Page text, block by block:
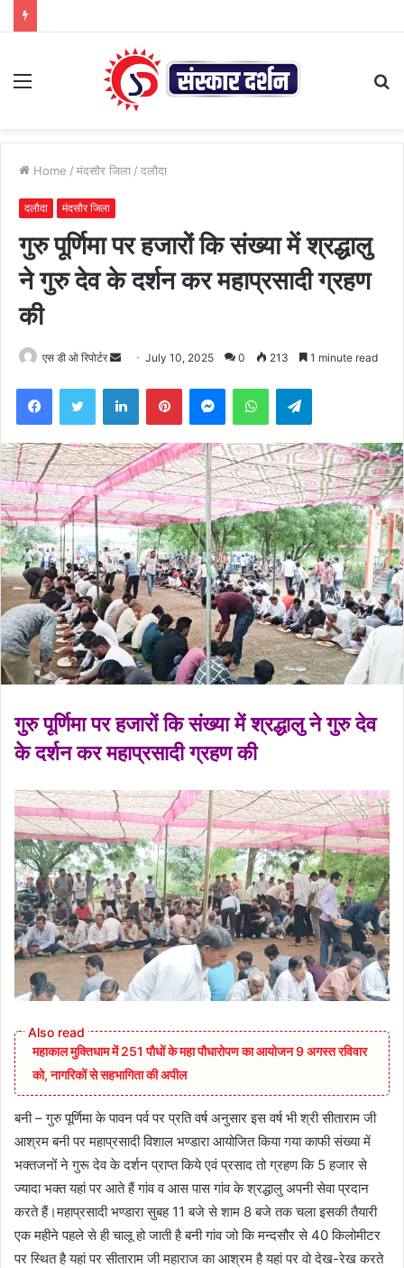
Menu
Home / मंदसौर जिला / दलौदा
दलौदा मंदसौर जिला
गुरु पूर्णिमा पर हजारों कि संख्या में श्रद्धालु
ने गुरु देव के दर्शन कर महाप्रसादी ग्रहण
की
एस डी ओ रिपोर्टर
Send July 10, 2025 0 213 1 minute read
FacebookTwitter LinkedInPinterestMessengerWhatsAppTelegram
गुरु पूर्णिमा पर हजारों कि संख्या में श्रद्धालु ने गुरु देव
के दर्शन करमहाप्रसादी ग्रहण की
महाकाल मुक्तिधाम में 251 पौधों के महा पौधारोपण का आयोजन 9 अगस्त रविवार
को, नागरिकों से सहभागिता की अपील
बनी – गुरु पूर्णिमा के पावन पर्व पर प्रति वर्ष अनुसार इस वर्ष भी श्री सीताराम जी
आश्रम बनी पर महाप्रसादी विशाल भण्डारा आयोजित किया गया काफी संख्या में
भक्तजनों ने गुरू देव के दर्शन प्राप्त किये एवं प्रसाद तो ग्रहण कि 5 हजार से
ज्यादा भक्त यहां पर आते हैं गांव व आस पास गांव के श्रद्धालु अपनी सेवा प्रदान
करते हैं।महाप्रसादी भण्डारा सुबह 11 बजे से शाम 8 बजे तक चला इसकी तैयारी
एक महीने पहले से ही चालू हो जाती है बनी गांव जो कि मन्दसौर से 40 किलोमीटर
पर स्थित है यहां पर सीताराम जी महाराज का आश्रम है यहां पर वो देख-रेख करते